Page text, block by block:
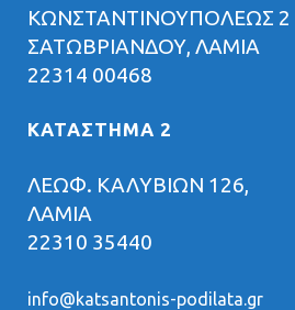
ΚΩΝΣΤΑΝΤΙΝΟΥΠΟΛΕΩΣ 2
ΣΑΤΩΒΡΙΑΝΔΟΥ, ΛΑΜΙΑ
22314 00468
ΚΑΤΑΣΤΗΜΑ 2
ΛΕΩΦ. ΚΑΛΥΒΙΩΝ 126,
ΛΑΜΙΑ
22310 35440
info@katsantonis-podilata.gr